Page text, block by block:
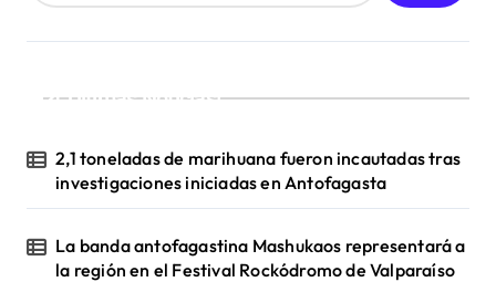
¡Ultimas Noticias!
2,1 toneladas de marihuana fueron incautadas tras
investigaciones iniciadas en Antofagasta
La banda antofagastina Mashukaos representará a
la región en el Festival Rockódromo de Valparaíso